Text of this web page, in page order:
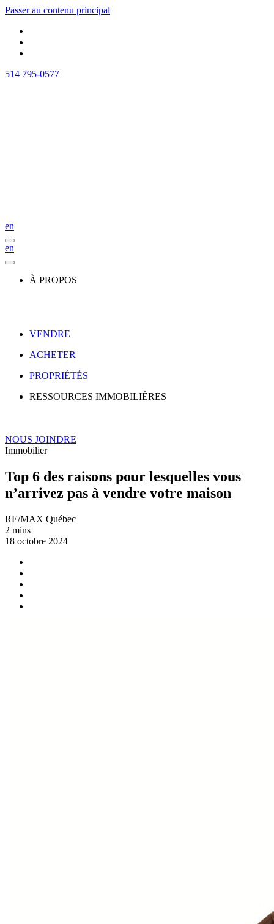
Passer au contenu principal
514 795-0577
en
en
À PROPOS
VENDRE
ACHETER
PROPRIÉTÉS
RESSOURCES IMMOBILIÈRES
NOUS JOINDRE
Immobilier
Top 6 des raisons pour lesquelles vous
n’arrivez pas à vendre votre maison
RE/MAX Québec
2 mins
18 octobre 2024